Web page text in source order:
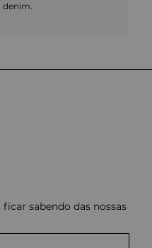
denim.
sabendo das nossas